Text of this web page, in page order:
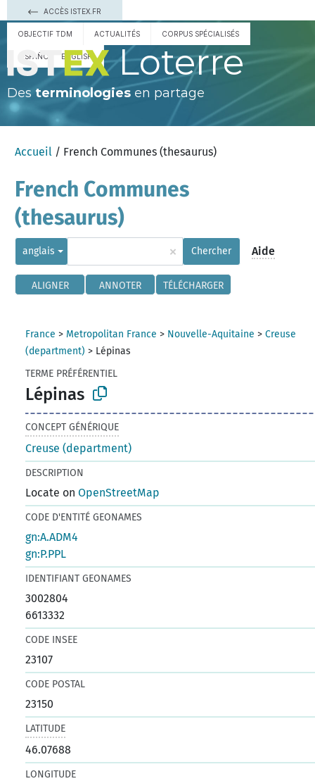
ACCÈS ISTEX.FR
OBJECTIF TDM ACTUALITÉS CORPUS SPÉCIALISÉS
ESPAÑOL ENGLISH Loterre
Des terminologies en partage
Accueil / French Communes (thesaurus)
French Communes
(thesaurus)
anglais × Chercher Aide
ALIGNER ANNOTER TÉLÉCHARGER
France > Metropolitan France > Nouvelle-Aquitaine >Creuse
(department) > Lépinas
TERME PRÉFÉRENTIEL
Lépinas
CONCEPT GÉNÉRIQUE
Creuse (department)
DESCRIPTION
Locate onOpenStreetMap
CODE D'ENTITÉ GEONAMES
gn:A.ADM4
gn:P.PPL
IDENTIFIANT GEONAMES
3002804
6613332
CODE INSEE
23107
CODE POSTAL
23150
LATITUDE
46.07688
LONGITUDE